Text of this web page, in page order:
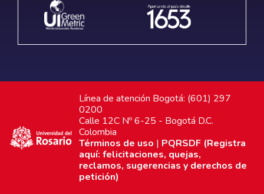
Línea de atención Bogotá: (601) 297
0200
Calle 12C Nº 6-25 - Bogotá D.C.
Colombia
Términos de uso | PQRSDF (Registra
aquí: felicitaciones, quejas,
reclamos, sugerencias y derechos de
petición)